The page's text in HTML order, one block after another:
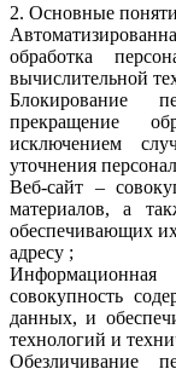
2. Основные
обработка
вычислительной
Блокирование
прекращение
исключением
уточнения
Веб-сайт –
материалов, а
обеспечивающих
адресу ;
совокупность
данных, и
технологий и
Обезличивание